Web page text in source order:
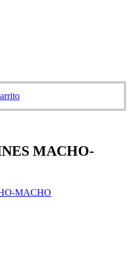
MACHO-
MACHO